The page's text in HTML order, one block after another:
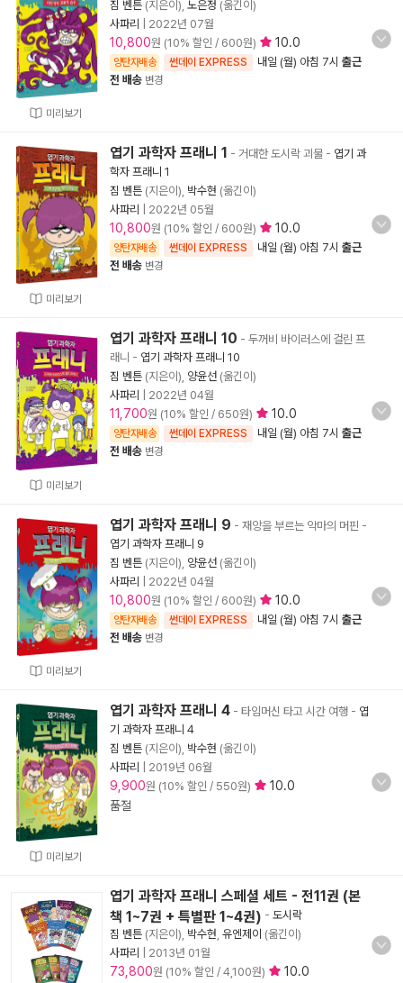
미리보기
짐 벤튼 (지은이), 노은정 (옮긴이)
사파리
2022년 07월
10,800원 (10% 할인 / 600원) 10.0
양탄자배송 썬데이 EXPRESS 내일 (월) 아침 7시 출근
전 배송 변경
미리보기
엽기 과학자 프래니 1 - 거대한 도시락 괴물 - 엽기 과
학자 프래니 1
짐 벤튼 (지은이), 박수현 (옮긴이)
사파리
2022년 05월
10,800원 (10% 할인 / 600원) 10.0
양탄자배송 썬데이 EXPRESS 내일 (월) 아침 7시 출근
전 배송 변경
미리보기
엽기 과학자 프래니 10 - 두꺼비 바이러스에 걸린 프
래니 - 엽기 과학자 프래니 10
짐 벤튼 (지은이), 양윤선 (옮긴이)
사파리
2022년 04월
11,700원 (10% 할인 / 650원) 10.0
양탄자배송 썬데이 EXPRESS 내일 (월) 아침 7시 출근
전 배송 변경
미리보기
엽기 과학자 프래니 9 - 재앙을 부르는 악마의 머핀 -
엽기 과학자 프래니 9
짐 벤튼 (지은이), 양윤선 (옮긴이)
사파리
2022년 04월
10,800원 (10% 할인 / 600원) 10.0
양탄자배송 썬데이 EXPRESS 내일 (월) 아침 7시 출근
전 배송 변경
미리보기
엽기 과학자 프래니 4 - 타임머신 타고 시간 여행 - 엽
기 과학자 프래니 4
짐 벤튼 (지은이), 박수현 (옮긴이)
사파리
2019년 06월
9,900원 (10% 할인 / 550원)
10.0
품절
엽기 과학자 프래니 스페셜 세트 - 전11권 (본
책 1~7권 + 특별판 1~4권) - 도시락
짐 벤튼 (지은이), 박수현 유엔제이 (옮긴이)
사파리
2013년 01월
73,800원 (10% 할인 / 4,100원)
10.0